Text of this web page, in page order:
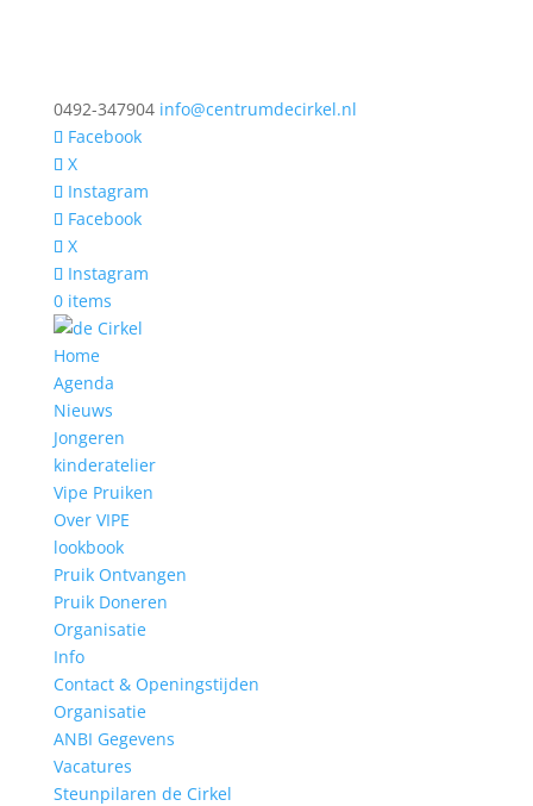
0492-347904 info@centrumdecirkel.nl
Facebook
X
Instagram
Facebook
X
Instagram
0 items
Home
Agenda
Nieuws
Jongeren
kinderatelier
Vipe Pruiken
Over VIPE
lookbook
Pruik Ontvangen
Pruik Doneren
Organisatie
Info
Contact & Openingstijden
Organisatie
ANBI Gegevens
Vacatures
Steunpilaren de Cirkel